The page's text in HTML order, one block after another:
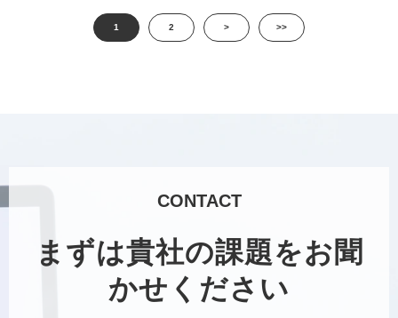
1 2 > >>
CONTACT
まずは貴社の課題をお聞
かせください